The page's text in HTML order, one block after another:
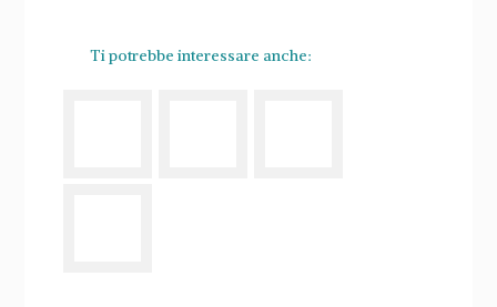
Ti potrebbe interessare anche: